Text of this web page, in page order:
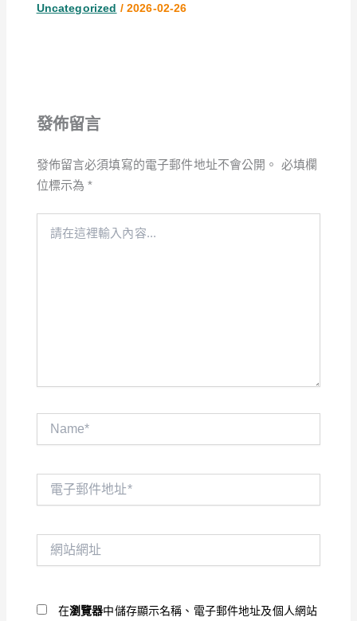
Uncategorized / 2026-02-26
發佈留言
發佈留言必須填寫的電子郵件地址不會公開。 必填欄
位標示為*
在瀏覽器中儲存顯示名稱、電子郵件地址及個人網站